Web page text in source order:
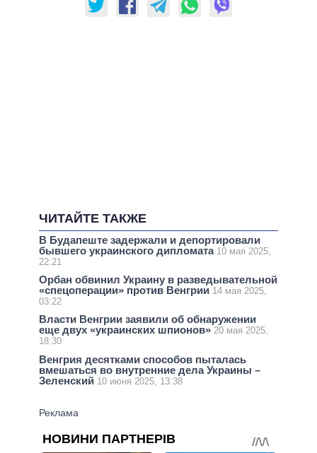
ЧИТАЙТЕ ТАКЖЕ
В Будапеште задержали и депортировали
бывшего украинского дипломата 10 мая 2025,
22:21
Орбан обвинил Украину в разведывательной
«спецоперации» против Венгрии 14 мая 2025,
03:22
Власти Венгрии заявили об обнаружении
еще двух «украинских шпионов» 20 мая 2025,
18:30
Венгрия десятками способов пыталась
вмешаться во внутренние дела Украины –
Зеленский 10 июня 2025, 13:38